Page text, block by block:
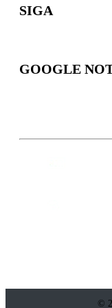
SIGA
GOOGLE
©